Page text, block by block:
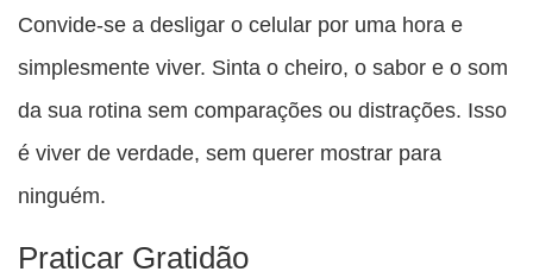
Convide-se a desligar o celular por uma hora e
simplesmente viver. Sinta o cheiro, o sabor e o som
da sua rotina sem comparações ou distrações. Isso
é viver de verdade, sem querer mostrar para
ninguém.
Praticar Gratidão